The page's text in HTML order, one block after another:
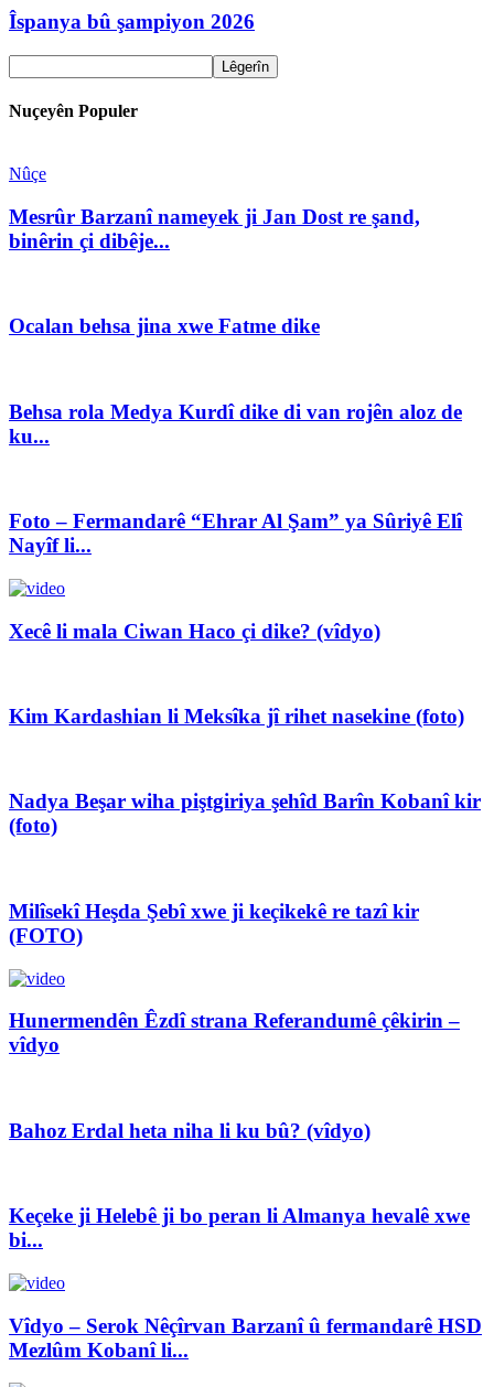
Îspanya bû şampiyon 2026
Nuçeyên Populer
Nûçe
Mesrûr Barzanî nameyek ji Jan Dost re şand,
binêrin çi dibêje...
Ocalan behsa jina xwe Fatme dike
Behsa rola Medya Kurdî dike di van rojên aloz de
ku...
Foto – Fermandarê “Ehrar Al Şam” ya Sûriyê Elî
Nayîf li...
Xecê li mala Ciwan Haco çi dike? (vîdyo)
Kim Kardashian li Meksîka jî rihet nasekine (foto)
Nadya Beşar wiha piştgiriya şehîd Barîn Kobanî kir
(foto)
Milîsekî Heşda Şebî xwe ji keçikekê re tazî kir
(FOTO)
Hunermendên Êzdî strana Referandumê çêkirin –
vîdyo
Bahoz Erdal heta niha li ku bû? (vîdyo)
Keçeke ji Helebê ji bo peran li Almanya hevalê xwe
bi...
Vîdyo – Serok Nêçîrvan Barzanî û fermandarê HSD
Mezlûm Kobanî li...